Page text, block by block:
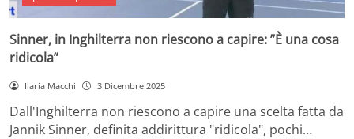
Sinner, in Inghilterra non riescono a capire: ”È una cosa
ridicola”
Ilaria Macchi 3 Dicembre 2025
Dall'Inghilterra non riescono a capire una scelta fatta da
Jannik Sinner, definita addirittura "ridicola", pochi…